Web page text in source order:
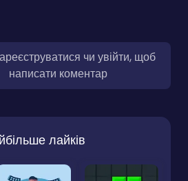
чи увійти, щоб
написати коментар
лайків